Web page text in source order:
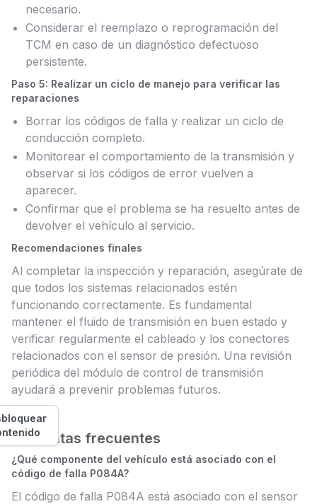
necesario.
Considerar el reemplazo o reprogramación del
TCM en caso de un diagnóstico defectuoso
persistente.
Paso 5: Realizar un ciclo de manejo para verificar las
reparaciones
Borrar los códigos de falla y realizar un ciclo de
conducción completo.
Monitorear el comportamiento de la transmisión y
observar si los códigos de error vuelven a
aparecer.
Confirmar que el problema se ha resuelto antes de
devolver el vehículo al servicio.
Recomendaciones finales
Al completar la inspección y reparación, asegúrate de
que todos los sistemas relacionados estén
funcionando correctamente. Es fundamental
mantener el fluido de transmisión en buen estado y
verificar regularmente el cableado y los conectores
relacionados con el sensor de presión. Una revisión
periódica del módulo de control de transmisión
ayudará a prevenir problemas futuros.
Preguntas frecuentes
¿Qué componente del vehículo está asociado con el
código de falla P084A?
El código de falla P084A está asociado con el sensor